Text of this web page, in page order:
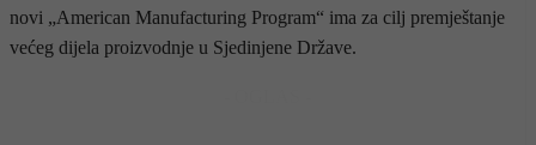
novi „American Manufacturing Program“ ima za cilj premještanje
većeg dijela proizvodnje u Sjedinjene Države.